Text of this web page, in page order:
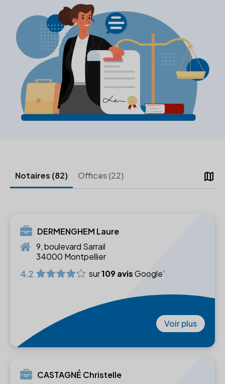
map
Notaires (82) Offices (22)
DERMENGHEM Laure
9, boulevard Sarrail
34000 Montpellier
4.2 sur109 avisGoogle
Voir plus
CASTAGNÉ Christelle